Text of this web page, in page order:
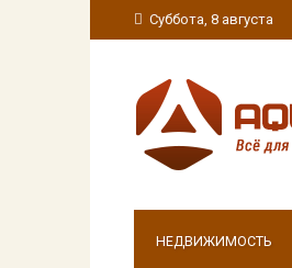
Суббота, 8 августа
НЕДВИЖИМОСТЬ